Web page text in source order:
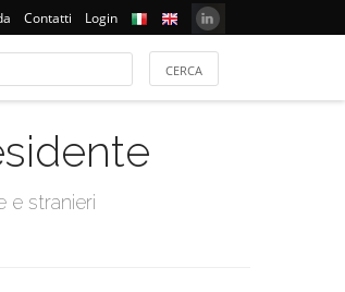
Contatti Login
e stranieri